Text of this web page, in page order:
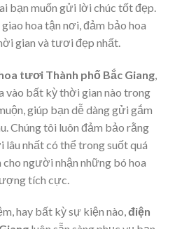
bạn muốn gửi lời chúc tốt đẹp.
hoa tận nơi, đảm bảo hoa
gian và tươi đẹp nhất.
tươi Thành phố Bắc Giang
vào bất kỳ thời gian nào trong
giúp bạn dễ dàng gửi gắm
Chúng tôi luôn đảm bảo rằng
nhất có thể trong suốt quá
cho người nhận những bó hoa
tích cực.
hay bất kỳ sự kiện nào,điện